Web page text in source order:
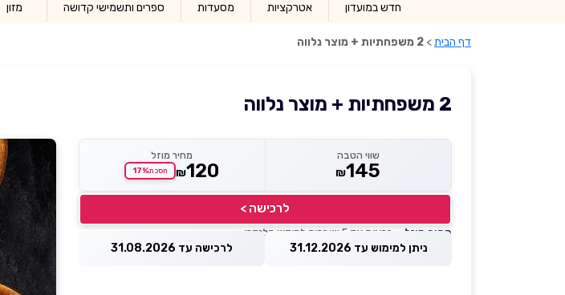
חדש במועדון אטרקציות מסעדות ספרים ותשמישי קדושה מזון
דף הבית> 2 משפחתיות + מוצר נלווה
2 משפחתיות + מוצר נלווה
שווי הטבה
₪145
מחיר מוזל
₪120 חסכת17%
לרכישה >
מחיר מוזל — זכאות עד 5 שוברים לחודש קלנדרי
ניתן למימוש עד 31.12.2026 לרכישה עד 31.08.2026